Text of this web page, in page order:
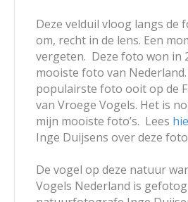
Deze velduil vloog langs de
om, recht in de lens. Een
vergeten. Deze foto won in
mooiste foto van
populairste foto ooit op de
van Vroege Vogels. Het is
mijn mooiste foto’s. Lees
Inge Duijsens over deze
De vogel op deze natuur
Vogels Nederland is